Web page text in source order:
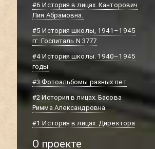
#6 История в лицах. Канторович
Лия Абрамовна.
#5 История школы, 1941–1945
гг. Госпиталь N 3777
#4 История школы. 1940–1945
годы
#3 Фотоальбомы разных лет
#2 История в лицах. Басова
Римма Александровна
#1 История в лицах. Директора
О проекте